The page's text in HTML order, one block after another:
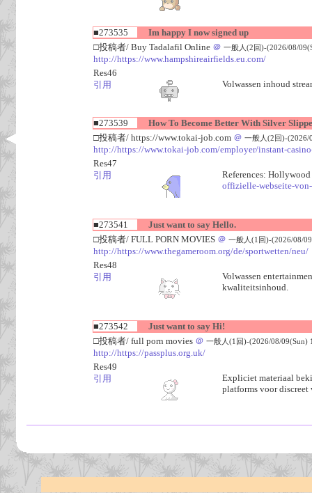
■273535
Im happy I now signed up
□投稿者/ Buy Tadalafil Online ＠ 一般人(2回)-(2026/08/
http://https://www.hampshireairfields.eu.com/
Res46
引用
Volwassen inhoud
■273539
How To Become Better With Silver
□投稿者/ https://www.tokai-job.com ＠ 一般人(2回)-(2026/
http://https://www.tokai-job.com/employer/instant-
Res47
引用
References:
offizielle-webseite-
■273541
Just want to say Hello.
□投稿者/ FULL PORN MOVIES ＠ 一般人(1回)-(2026/08/
http://https://www.thegameroom.org/de/sportwetten/neu/
Res48
引用
Volwassen
kwaliteitsinhoud.
■273542
Just want to say Hi!
□投稿者/ full porn movies ＠ 一般人(1回)-(2026/08/09(Sun)
http://https://passplus.org.uk/
Res49
引用
Expliciet materiaal
platforms voor discreet